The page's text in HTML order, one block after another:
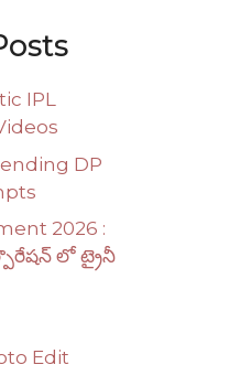
IPL
DP
2026 :
లో ట్రైనీ
Edit